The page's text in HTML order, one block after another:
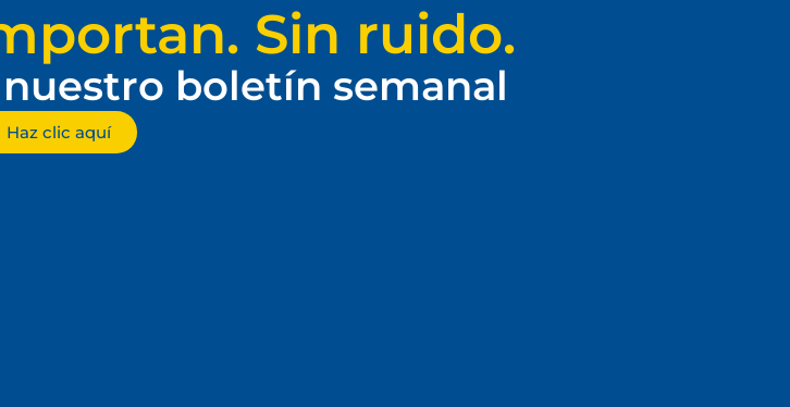
Sin ruido.
boletín semanal
Haz clic aquí